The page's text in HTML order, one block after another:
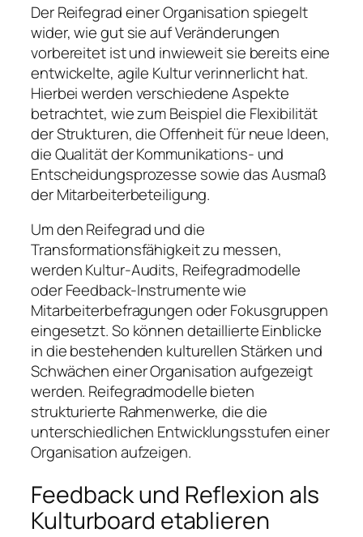
Der Reifegrad einer Organisation spiegelt
wider, wie gut sie auf Veränderungen
vorbereitet ist und inwieweit sie bereits eine
entwickelte, agile Kultur verinnerlicht hat.
Hierbei werden verschiedene Aspekte
betrachtet, wie zum Beispiel die Flexibilität
der Strukturen, die Offenheit für neue Ideen,
die Qualität der Kommunikations- und
Entscheidungsprozesse sowie das Ausmaß
der Mitarbeiterbeteiligung.
Um den Reifegrad und die
Transformationsfähigkeit zu messen,
werden Kultur-Audits, Reifegradmodelle
oder Feedback-Instrumente wie
Mitarbeiterbefragungen oder Fokusgruppen
eingesetzt. So können detaillierte Einblicke
in die bestehenden kulturellen Stärken und
Schwächen einer Organisation aufgezeigt
werden. Reifegradmodelle bieten
strukturierte Rahmenwerke, die die
unterschiedlichen Entwicklungsstufen einer
Organisation aufzeigen.
Feedback und Reflexion als
Kulturboard etablieren